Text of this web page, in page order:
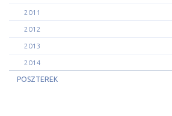
2011
2012
2013
2014
POSZTEREK